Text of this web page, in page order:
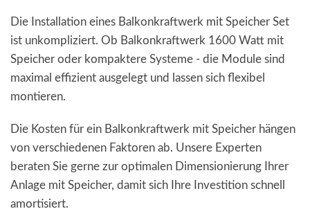
Die Installation eines Balkonkraftwerk mit Speicher Set
ist unkompliziert. Ob Balkonkraftwerk 1600 Watt mit
Speicher oder kompaktere Systeme - die Module sind
maximal effizient ausgelegt und lassen sich flexibel
montieren.
Die Kosten für ein Balkonkraftwerk mit Speicher hängen
von verschiedenen Faktoren ab. Unsere Experten
beraten Sie gerne zur optimalen Dimensionierung Ihrer
Anlage mit Speicher, damit sich Ihre Investition schnell
amortisiert.